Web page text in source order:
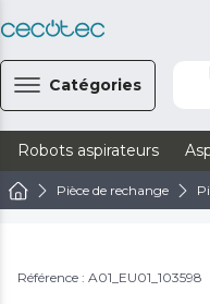
Catégories
Robots aspirateurs
Pièce de rechange
Référence : A01_EU01_103598